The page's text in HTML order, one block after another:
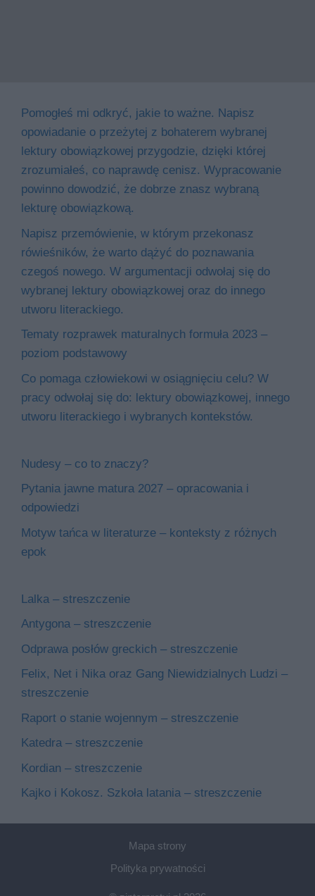
Pomogłeś mi odkryć, jakie to ważne. Napisz
opowiadanie o przeżytej z bohaterem wybranej
lektury obowiązkowej przygodzie, dzięki której
zrozumiałeś, co naprawdę cenisz. Wypracowanie
powinno dowodzić, że dobrze znasz wybraną
lekturę obowiązkową.
Napisz przemówienie, w którym przekonasz
rówieśników, że warto dążyć do poznawania
czegoś nowego. W argumentacji odwołaj się do
wybranej lektury obowiązkowej oraz do innego
utworu literackiego.
Tematy rozprawek maturalnych formuła 2023 –
poziom podstawowy
Co pomaga człowiekowi w osiągnięciu celu? W
pracy odwołaj się do: lektury obowiązkowej, innego
utworu literackiego i wybranych kontekstów.
Nudesy – co to znaczy?
Pytania jawne matura 2027 – opracowania i
odpowiedzi
Motyw tańca w literaturze – konteksty z różnych
epok
Lalka – streszczenie
Antygona – streszczenie
Odprawa posłów greckich – streszczenie
Felix, Net i Nika oraz Gang Niewidzialnych Ludzi –
streszczenie
Raport o stanie wojennym – streszczenie
Katedra – streszczenie
Kordian – streszczenie
Kajko i Kokosz. Szkoła latania – streszczenie
Mapa strony
Polityka prywatności